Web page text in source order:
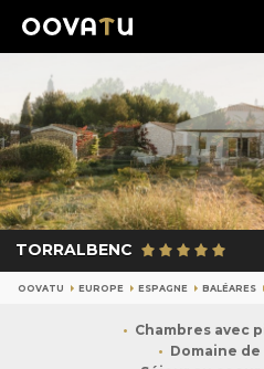
TORRALBENC
OOVATU EUROPE ESPAGNE BALÉARES
Chambres avec
Domaine